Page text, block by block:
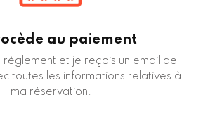
au paiement
et je reçois un email de
toutes les informations relatives à
ma réservation.